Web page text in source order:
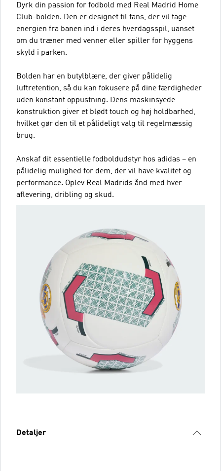
Dyrk din passion for fodbold med Real Madrid Home
Club-bolden. Den er designet til fans, der vil tage
energien fra banen ind i deres hverdagsspil, uanset
om du træner med venner eller spiller for hyggens
skyld i parken.
Bolden har en butylblære, der giver pålidelig
luftretention, så du kan fokusere på dine færdigheder
uden konstant oppustning. Dens maskinsyede
konstruktion giver et blødt touch og høj holdbarhed,
hvilket gør den til et pålideligt valg til regelmæssig
brug.
Anskaf dit essentielle fodboldudstyr hos adidas – en
pålidelig mulighed for dem, der vil have kvalitet og
performance. Oplev Real Madrids ånd med hver
aflevering, dribling og skud.
Detaljer